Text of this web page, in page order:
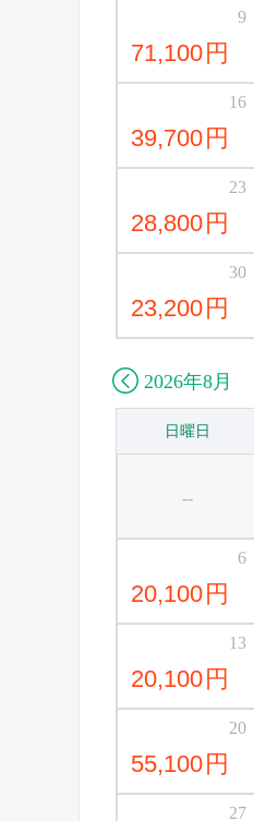
71,100 円
9
39,700 円
16
28,800 円
23
23,200 円
30
 2026年8月
日曜日
--
20,100 円
6
20,100 円
13
55,100 円
20
27